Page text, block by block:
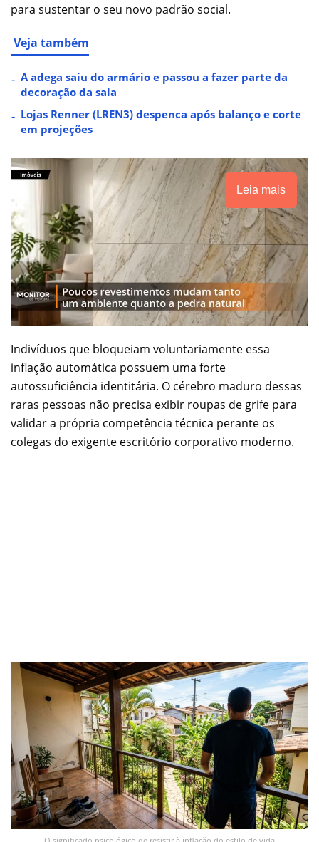
para sustentar o seu novo padrão social.
Veja também
A adega saiu do armário e passou a fazer parte da
decoração da sala
Lojas Renner (LREN3) despenca após balanço e corte
em projeções
Leia mais
Indivíduos que bloqueiam voluntariamente essa
inflação automática possuem uma forte
autossuficiência identitária. O cérebro maduro dessas
raras pessoas não precisa exibir roupas de grife para
validar a própria competência técnica perante os
colegas do exigente escritório corporativo moderno.